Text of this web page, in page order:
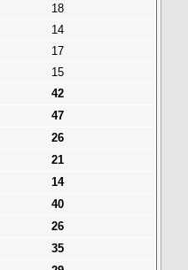
18
14
17
15
42
47
26
21
14
40
26
35